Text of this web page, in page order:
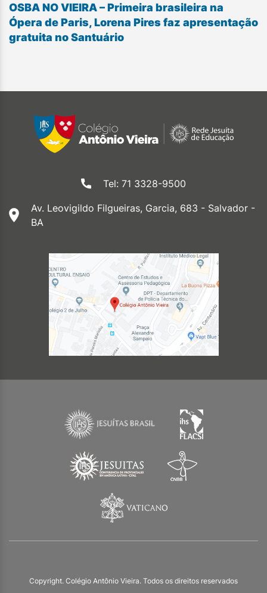
OSBA NO VIEIRA – Primeira brasileira na
Ópera de Paris, Lorena Pires faz apresentação
gratuita no Santuário
Tel: 71 3328-9500
Av. Leovigildo Filgueiras, Garcia, 683 - Salvador -
BA
Copyright. Colégio Antônio Vieira. Todos os direitos reservados